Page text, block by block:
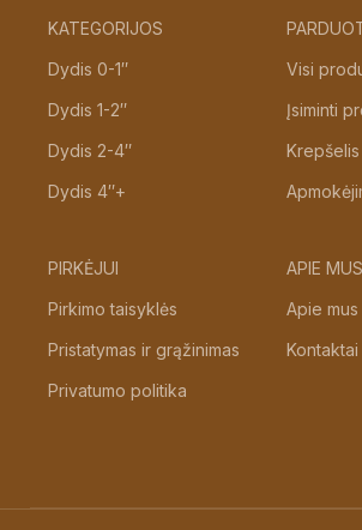
KATEGORIJOS
Dydis 0-1″
Dydis 1-2″
Dydis 2-4″
Dydis 4″+
Visi
Įsiminti
Krepšelis
PIRKĖJUI
Pirkimo taisyklės
Pristatymas ir grąžinimas
Privatumo politika
APIE MUS
Apie mus
Kontaktai